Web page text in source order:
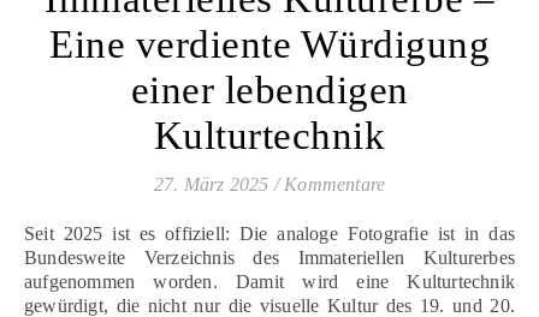
Eine verdiente Würdigung
einer lebendigen
Kulturtechnik
27. März 2025 / Kommentare
Seit 2025 ist es offiziell: Die analoge Fotografie ist in das
Bundesweite Verzeichnis des Immateriellen Kulturerbes
aufgenommen worden. Damit wird eine Kulturtechnik
gewürdigt, die nicht nur die visuelle Kultur des 19. und 20.